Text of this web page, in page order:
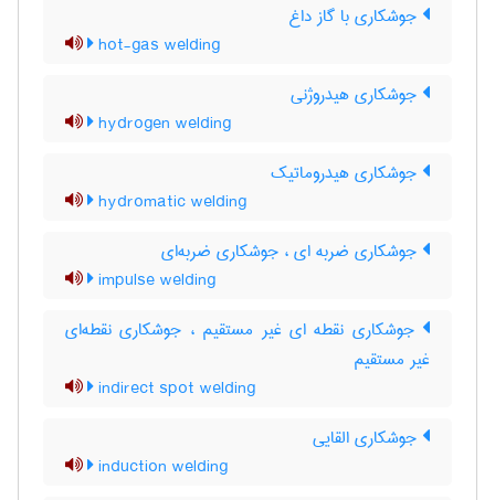
جوشکاری با گاز داغ
hot-gas welding
جوشکاری هیدروژنی
hydrogen welding
جوشکاری هیدروماتیک
hydromatic welding
جوشکاری ضربه ای ، جوشکاری ضربه‌ای
impulse welding
جوشکاری نقطه ای غیر مستقیم ، جوشکاری نقطه‌ای
غیر مستقیم
indirect spot welding
جوشکاری القایی
induction welding